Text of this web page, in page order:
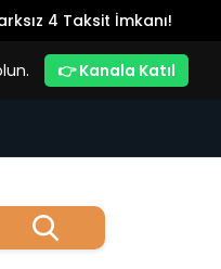
4 Taksit İmkanı!
👉 Kanala Katıl